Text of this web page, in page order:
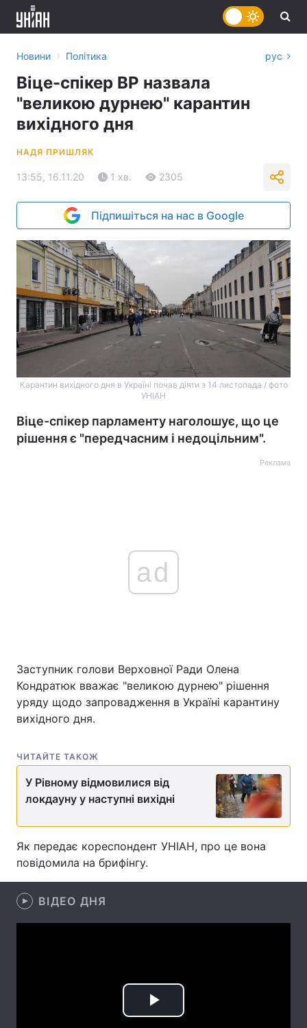
Головна Війна
Україна Політика
Спорт Наука
Техно і зв'язок Лайт
Зброя Інциденти
Здоров'я Туризм
Цікавинки Погода
Статті
Думки
Новини › Політика рус
Віце-спікер ВР назвала
"великою дурнею" карантин
вихідного дня
НАДЯ ПРИШЛЯК
13:55, 16.11.20 1 хв. 2305
Підпишіться на нас в Google
Карантин вихідного дня в Україні почав діяти з 14 листопада / фото
УНІАН
Віце-спікер парламенту наголошує, що це
рішення є "передчасним і недоцільним".
Реклама
ad
Заступник голови Верховної Ради Олена
Кондратюк вважає "великою дурнею" рішення
уряду щодо запровадження в Україні карантину
вихідного дня.
ЧИТАЙТЕ ТАКОЖ
У Рівному відмовилися від
локдауну у наступні вихідні
Як передає кореспондент УНІАН, про це вона
повідомила на брифінгу.
ВІДЕО ДНЯ
Play